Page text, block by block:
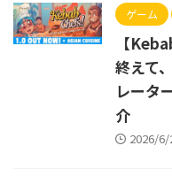
ゲーム
【
終えて
レータ
介
2026/6/